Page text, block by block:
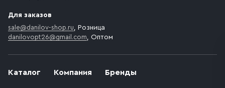
Каталог Компания Бренды
Для заказов
sale@danilov-shop.ru, Розница
danilovopt26@gmail.com, Оптом